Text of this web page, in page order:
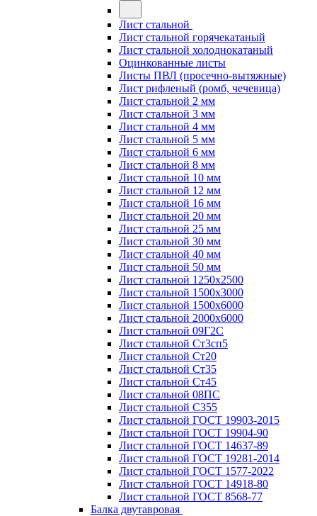
Лист стальной
Лист стальной горячекатаный
Лист стальной холоднокатаный
Оцинкованные листы
Листы ПВЛ (просечно-вытяжные)
Лист рифленый (ромб, чечевица)
Лист стальной 2 мм
Лист стальной 3 мм
Лист стальной 4 мм
Лист стальной 5 мм
Лист стальной 6 мм
Лист стальной 8 мм
Лист стальной 10 мм
Лист стальной 12 мм
Лист стальной 16 мм
Лист стальной 20 мм
Лист стальной 25 мм
Лист стальной 30 мм
Лист стальной 40 мм
Лист стальной 50 мм
Лист стальной 1250х2500
Лист стальной 1500х3000
Лист стальной 1500х6000
Лист стальной 2000х6000
Лист стальной 09Г2С
Лист стальной Ст3сп5
Лист стальной Ст20
Лист стальной Ст35
Лист стальной Ст45
Лист стальной 08ПС
Лист стальной С355
Лист стальной ГОСТ 19903-2015
Лист стальной ГОСТ 19904-90
Лист стальной ГОСТ 14637-89
Лист стальной ГОСТ 19281-2014
Лист стальной ГОСТ 1577-2022
Лист стальной ГОСТ 14918-80
Лист стальной ГОСТ 8568-77
Балка двутавровая